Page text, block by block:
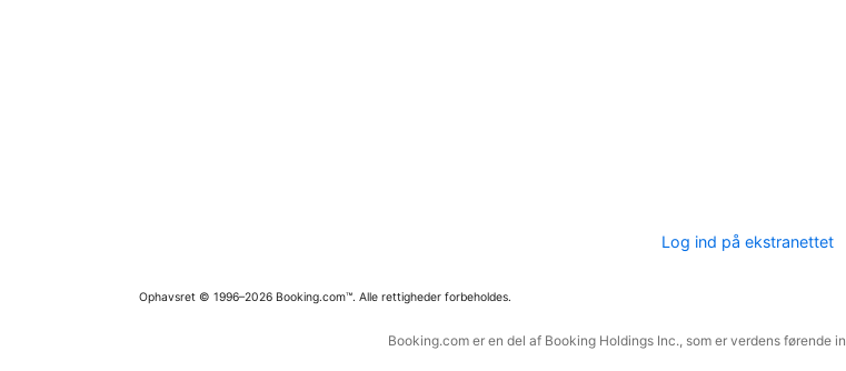
Log ind på ekstranettet
Ophavsret © 1996–2026 Booking.com™. Alle rettigheder forbeholdes.
Booking.com er en del af Booking Holdings Inc., som er verdens førende